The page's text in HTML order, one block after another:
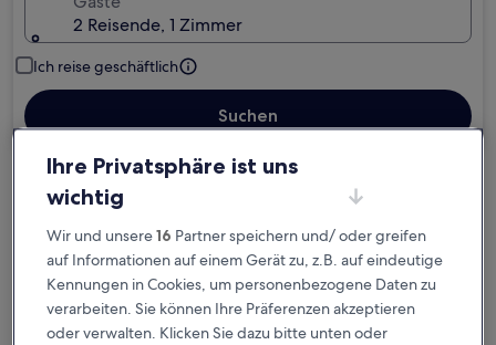
2 Reisende, 1 Zimmer
Ich reise geschäftlich
Suchen
Kostenlose Stornierung bei
Planänderungen
Verdiene Prämien für jede
wahrgenommene Übernachtung
Ihre Privatsphäre ist uns
wichtig
Wir und unsere16 Partner speichern und/ oder greifen
auf Informationen auf einem Gerät zu, z.B. auf eindeutige
Kennungen in Cookies, um personenbezogene Daten zu
verarbeiten. Sie können Ihre Präferenzen akzeptieren
oder verwalten. Klicken Sie dazu bitte unten oder